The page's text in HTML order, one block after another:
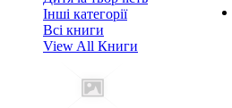
Інші категорії
Всі книги
View All Книги